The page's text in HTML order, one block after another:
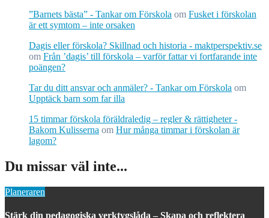
”Barnets bästa” - Tankar om Förskola om Fusket i förskolan
är ett symtom – inte orsaken
Dagis eller förskola? Skillnad och historia - maktperspektiv.se
om Från ’dagis’ till förskola – varför fattar vi fortfarande inte
poängen?
Tar du ditt ansvar och anmäler? - Tankar om Förskola om
Upptäck barn som far illa
15 timmar förskola föräldraledig – regler & rättigheter -
Bakom Kulisserna om Hur många timmar i förskolan är
lagom?
Du missar väl inte...
Planeraren
Stärk din pedagogiska verktygslåda – Skapa och reflektera